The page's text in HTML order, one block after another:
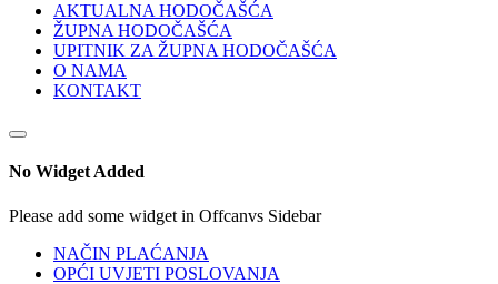
AKTUALNA HODOČAŠĆA
ŽUPNA HODOČAŠĆA
UPITNIK ZA ŽUPNA HODOČAŠĆA
O NAMA
KONTAKT
No Widget Added
Please add some widget in Offcanvs Sidebar
NAČIN PLAĆANJA
OPĆI UVJETI POSLOVANJA